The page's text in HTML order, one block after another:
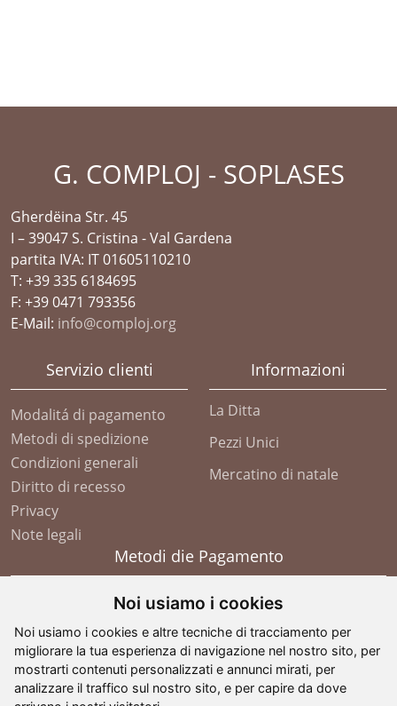
Noi usiamo i cookies
Noi usiamo i cookies e altre tecniche di tracciamento per
migliorare la tua esperienza di navigazione nel nostro sito, per
mostrarti contenuti personalizzati e annunci mirati, per
analizzare il traffico sul nostro sito, e per capire da dove
G. COMPLOJ - SOPLASES
Gherdëina Str. 45
I – 39047 S. Cristina - Val Gardena
partita IVA: IT 01605110210
T: +39 335 6184695
F: +39 0471 793356
E-Mail: info@comploj.org
Servizio clienti
Modalitá di pagamento
Metodi di spedizione
Condizioni generali
Diritto di recesso
Privacy
Note legali
Informazioni
La Ditta
Pezzi Unici
Mercatino di natale
Metodi die Pagamento